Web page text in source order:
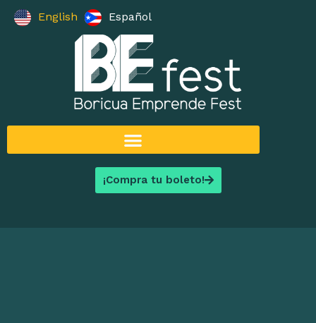
English Español
¡Compra tu boleto!